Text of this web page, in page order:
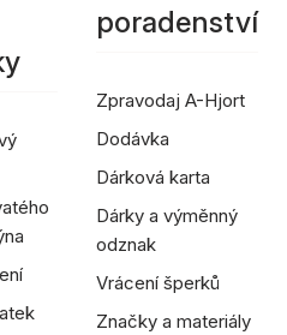
poradenství
Zpravodaj A-Hjort
Dodávka
Dárková karta
Dárky a výměnný
odznak
Vrácení šperků
Značky a materiály